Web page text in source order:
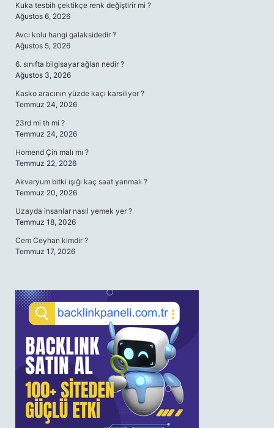
Kuka tesbih çektikçe renk değiştirir mi ?
Ağustos 6, 2026
Avcı kolu hangi galaksidedir ?
Ağustos 5, 2026
6. sınıfta bilgisayar ağları nedir ?
Ağustos 3, 2026
Kasko aracının yüzde kaçı karsiliyor ?
Temmuz 24, 2026
23rd mi th mi ?
Temmuz 24, 2026
Homend Çin malı mı ?
Temmuz 22, 2026
Akvaryum bitki ışığı kaç saat yanmalı ?
Temmuz 20, 2026
Uzayda insanlar nasıl yemek yer ?
Temmuz 18, 2026
Cem Ceyhan kimdir ?
Temmuz 17, 2026